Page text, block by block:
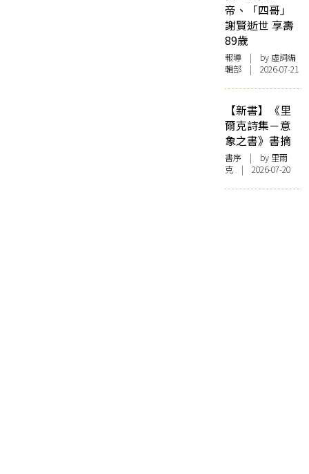
帝、「四哥」
謝賢逝世 享壽
89歲
報導 | by 虛詞編
輯部 | 2026-07-21
【新書】《里
爾克詩集－意
象之書》書摘
書序 | by 里爾
克 | 2026-07-20